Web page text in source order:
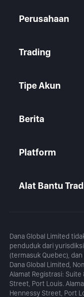
Perusahaan
Hubungi
FAQ
Trading
CFD Logam
Tipe Akun
Akun
Berita
Artikel
Blog
Platform
Aplikasi
Alat Bantu
Dana Global Limited
penduduk dari
(termasuk Quebec), dan
Dana Global Limited,
Alamat Registrasi: Suite
Street, Port Louis.
Hennessy Street, Port